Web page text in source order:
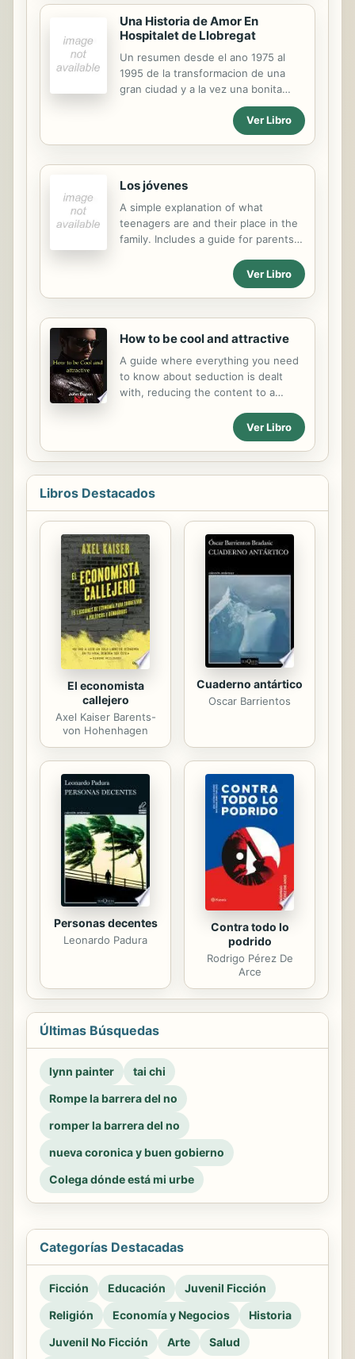
fuera escuchada, que cuidaban a
quienes amaban pero sin ser
sometidas. Ahora, en medio de este
agitado mundo, parece que las
mujeres hemos perdido esos
atributos, hemos olvidado que las
por seguir a quien no nos valora. Es
hora de que analices las actitudes
relaciones amorosas sanas y te
mantienen...
Una Historia de Amor En
Hospitalet de Llobregat
Un resumen desde el ano 1975 al
1995 de la transformacion de una
gran ciudad y a la vez una bonita
historia de amor y de una Familia."
Ver Libro
Los jóvenes
A simple explanation of what
teenagers are and their place in the
family. Includes a guide for parents
Ver Libro
How to be cool and attractive
A guide where everything you need
to know about seduction is dealt
with, reducing the content to a
clear as possible. Don't dull your
head with dozens of concepts. This
is what you need to know.
Ver Libro
Libros Destacados
El economista
callejero
Axel Kaiser Barents-
von Hohenhagen
Cuaderno antártico
Oscar Barrientos
Personas decentes
Leonardo Padura
Contra todo lo
podrido
Rodrigo Pérez De
Arce
Últimas Búsquedas
lynn painter
tai chi
Rompe la barrera del no
romper la barrera del no
nueva coronica y buen gobierno
Colega dónde está mi urbe
Categorías Destacadas
Ficción Educación
Juvenil Ficción
Religión
Economía y Negocios
Historia
Juvenil No Ficción
Arte Salud